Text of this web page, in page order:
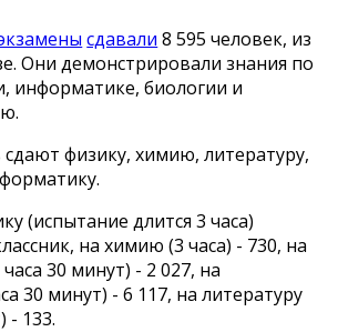
сдавали 8 595 человек, из
Они демонстрировали знания по
информатике, биологии и
физику, химию, литературу,
(испытание длится 3 часа)
на химию (3 часа) - 730, на
30 минут) - 2 027, на
30 минут) - 6 117, на литературу
- 133.